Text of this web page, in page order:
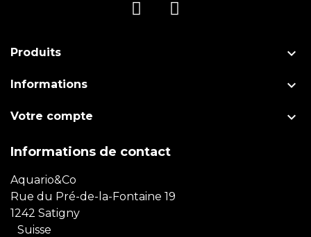
Produits 
Informations 
Votre compte 
Informations de contact
Aquario&Co
Rue du Pré-de-la-Fontaine 19
1242 Satigny
Suisse